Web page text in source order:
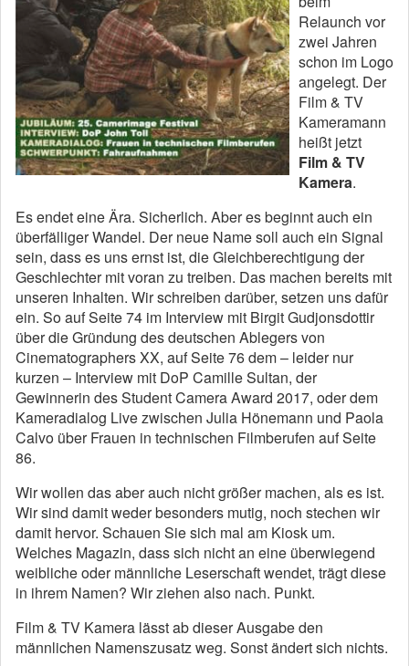
Relaunch vor
zwei Jahren
schon im Logo
angelegt. Der
Film & TV
Kameramann
heißt jetzt
Film & TV
Kamera.
Es endet eine Ära. Sicherlich. Aber es beginnt auch ein
überfälliger Wandel. Der neue Name soll auch ein Signal
sein, dass es uns ernst ist, die Gleichberechtigung der
Geschlechter mit voran zu treiben. Das machen bereits mit
unseren Inhalten. Wir schreiben darüber, setzen uns dafür
ein. So auf Seite 74 im Interview mit Birgit Gudjonsdottir
über die Gründung des deutschen Ablegers von
Cinematographers XX, auf Seite 76 dem – leider nur
kurzen – Interview mit DoP Camille Sultan, der
Gewinnerin des Student Camera Award 2017, oder dem
Kameradialog Live zwischen Julia Hönemann und Paola
Calvo über Frauen in technischen Filmberufen auf Seite
86.
Wir wollen das aber auch nicht größer machen, als es ist.
Wir sind damit weder besonders mutig, noch stechen wir
damit hervor. Schauen Sie sich mal am Kiosk um.
Welches Magazin, dass sich nicht an eine überwiegend
weibliche oder männliche Leserschaft wendet, trägt diese
in ihrem Namen? Wir ziehen also nach. Punkt.
Film & TV Kamera lässt ab dieser Ausgabe den
männlichen Namenszusatz weg. Sonst ändert sich nichts.